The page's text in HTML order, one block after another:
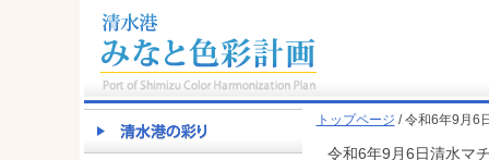
トップページ / 令和6年9月6
令和6年9月6日清水マ